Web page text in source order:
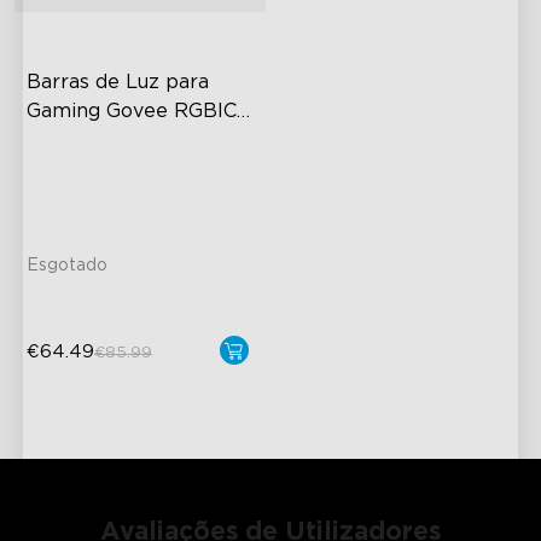
Barras de Luz para
Gaming Govee RGBIC
Esgotado
€64.49€85.99
Avaliações de Utilizadores